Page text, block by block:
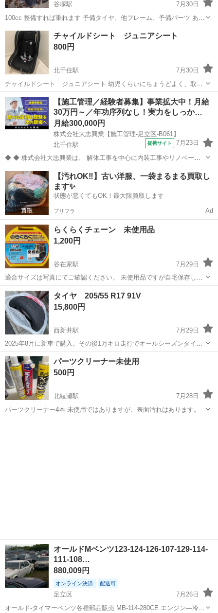
谷塚駅
7月30日
100cc 整備すれば乗れます 予備タイヤ、他フレーム、予備パーツ あり
ます。 興味有る方1度見にきて下さい。 高く買い取ってくれたら助か
ります。
東京 足立区 谷塚駅 その他
チャイルドシート ジュニアシート
800円
北千住駅
7月30日
チャイルドシート ジュニアシート 幼児くらいにちょうどよく、取り
外しも簡単です！ よろしくお願い申し上げます。
東京 足立区 北千住駅 セーフティ、チャイルドシート
【施工管理／経験者募集】事業拡大中！月給
30万円～／年功序列なし！実力をしっか…
月給300,000円
株式会社大志興業【施工管理-足立区-B061】
北千住駅
提携サイト 7月23日
◆ ◆ 株式会社大志興業は、 解体工事を中心に内装工事やリノベーシ
ョン工事まで幅広く手掛ける総合建設企業です。 住宅・店舗・ビルな
ど多様な現場に対応し、解体から施工、廃棄物処理まで一貫して行っ
ています。 20代～40代の...
東京 足立区 北千住駅 その他
【汚れOK‼️】古い洋服、一袋まるまる買取し
ます✨
状態が悪くてもOK！最大限買取します
プリフラ Ad
らくらくチェーン 未使用品
1,200円
谷在家駅
7月29日
適合サイズは写真にてご確認ください。 未使用品ですが自宅保存して
おりましたので、神経質な方はご遠慮願います。 定型文の方には返答
いたしません。 お受け取り希望日時をご提示ください。
東京 足立区 谷在家駅
タイヤ 205/55 R17 91V
15,800円
西新井駅
7月29日
2025年8月に新車で購入。その後1万キロ走行でオールシーズンタイヤ
に変えたので外しました。 4本セットになります。ホイールはありま
せん。 夜間に自宅前、取りに来てくれる方に限ります。
東京 足立区 西新井駅 タイヤ、ホイール
パーツクリーナー未使用
500円
北綾瀬駅
7月28日
パーツクリーナー4本 未使用ではありますが、表面汚れはあります。
オールドMベンツ123-124-126-107-129-114-
111-108…
880,009円
オンライン決済 配送可
足立区
7月26日
オールド-タイマーベンツ各種部品販売 MB-114-280CE エンジン―冷却